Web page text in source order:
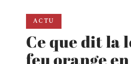
ACTU
Ce que dit la
feu orange en